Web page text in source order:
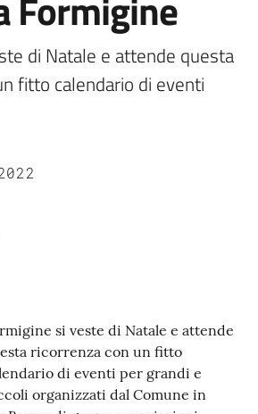
di Natale e attende questa
fitto calendario di eventi
si veste di Natale e attende
ricorrenza con un fitto
di eventi per grandi e
organizzati dal Comune in